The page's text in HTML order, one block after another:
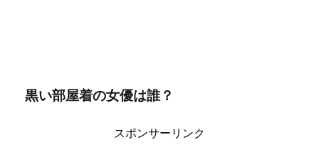
黒い部屋着の女優は誰？
スポンサーリンク